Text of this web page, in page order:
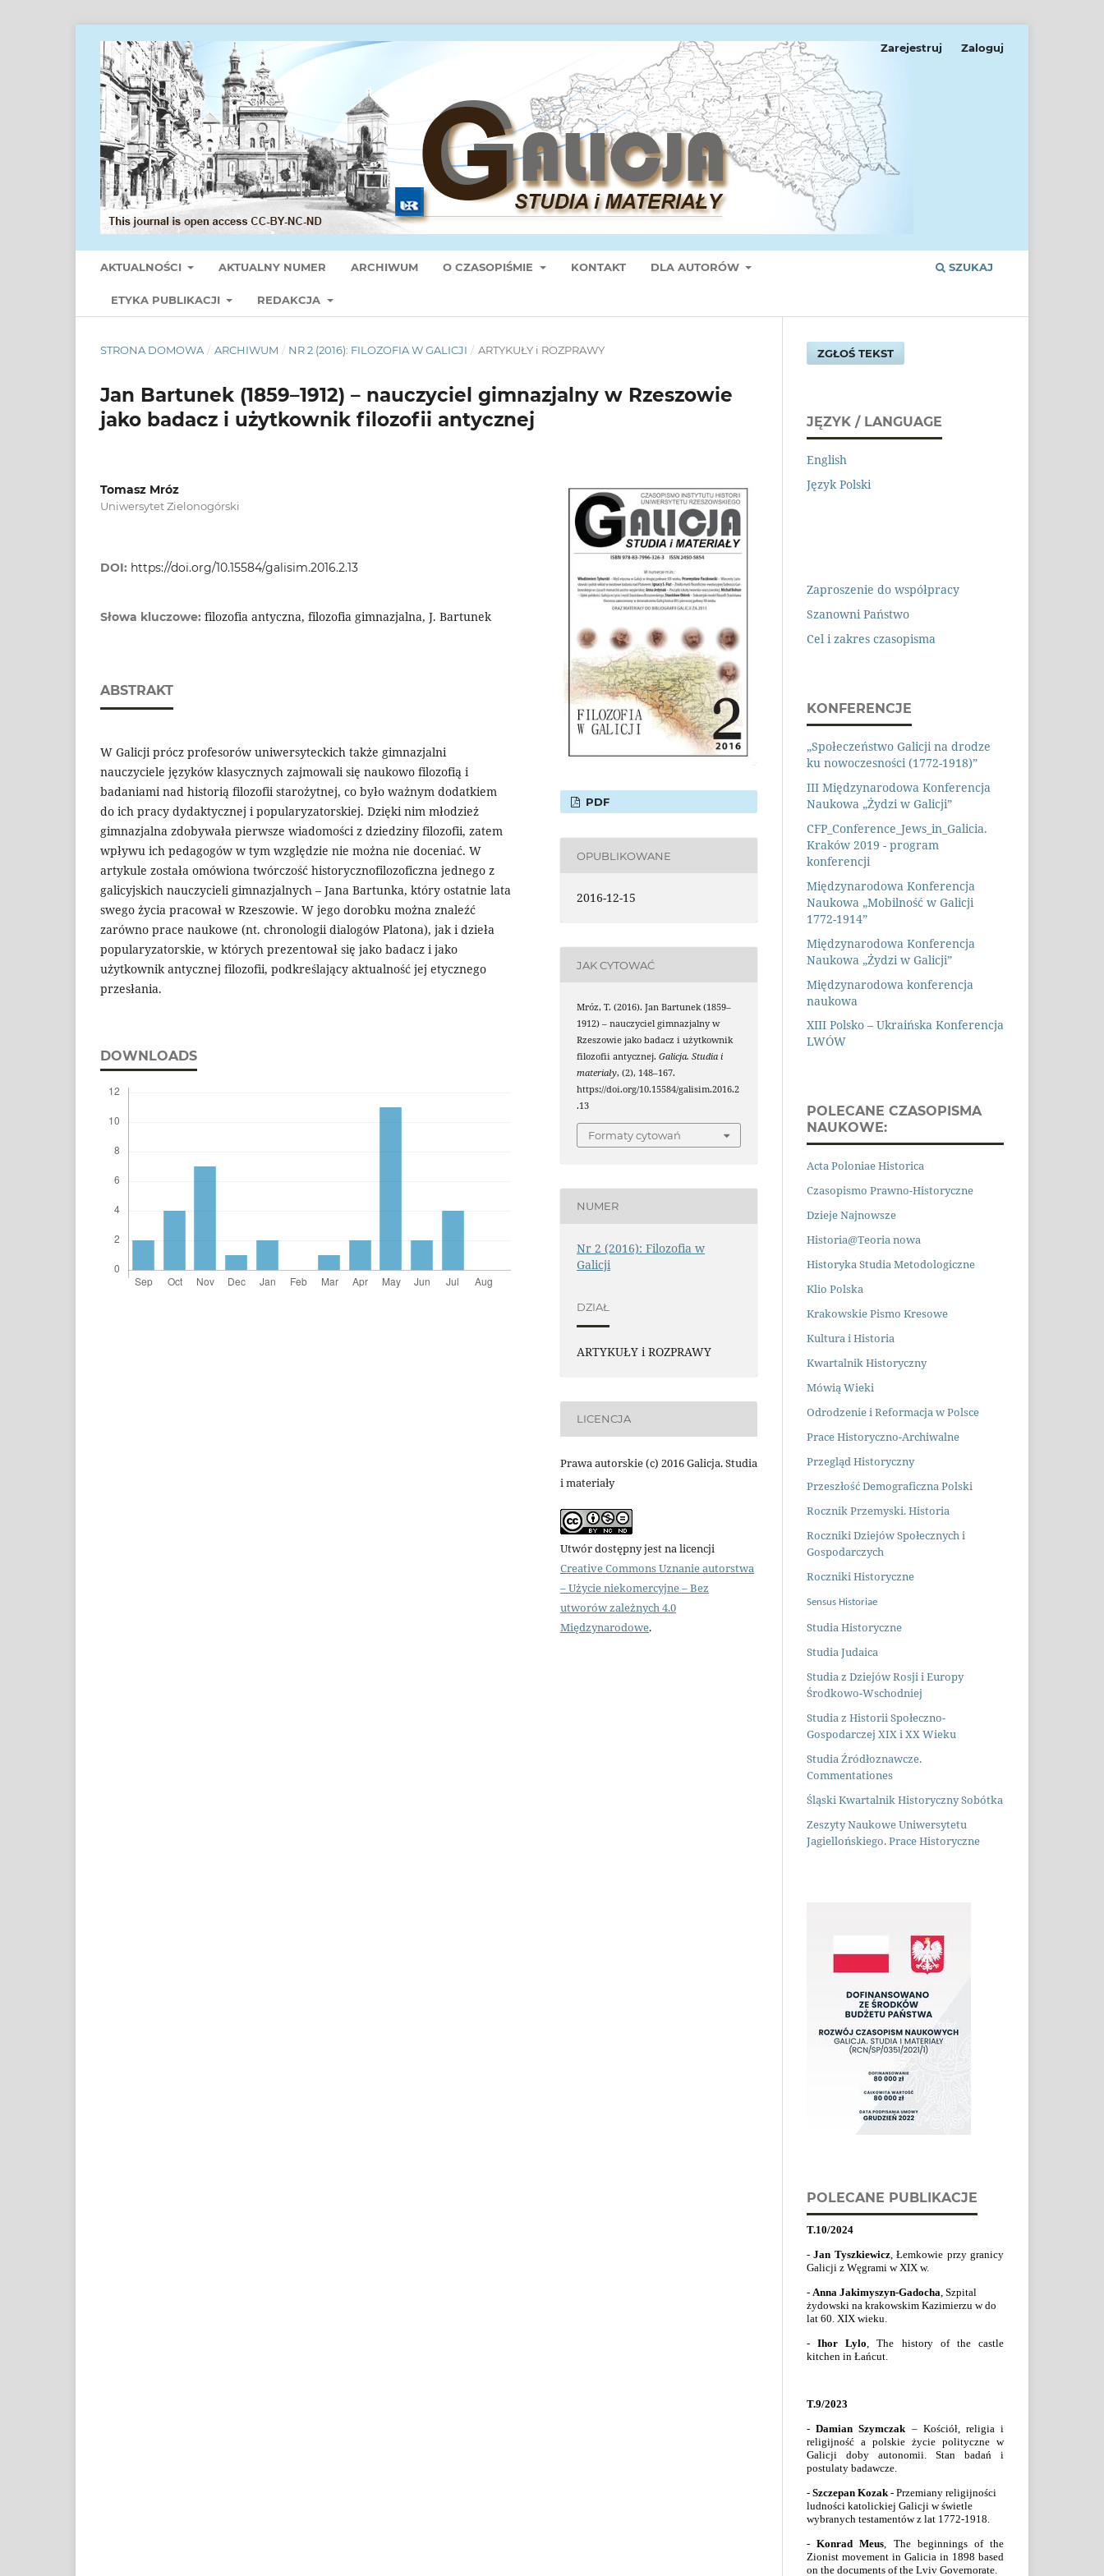
AKTUALNOŚCI AKTUALNY NUMER ARCHIWUM O CZASOPIŚMIE KONTAKT DLA AUTORÓW
ETYKA PUBLIKACJI REDAKCJA
SZUKAJ
Zarejestruj Zaloguj
STRONA DOMOWA / ARCHIWUM / NR 2 (2016): FILOZOFIA W GALICJI / ARTYKUŁY i ROZPRAWY
Jan Bartunek (1859–1912) – nauczyciel gimnazjalny w Rzeszowie
jako badacz i użytkownik filozofii antycznej
Tomasz Mróz
Uniwersytet Zielonogórski
DOI: https://doi.org/10.15584/galisim.2016.2.13
Słowa kluczowe: filozofia antyczna, filozofia gimnazjalna, J. Bartunek
ABSTRAKT
W Galicji prócz profesorów uniwersyteckich także gimnazjalni
nauczyciele języków klasycznych zajmowali się naukowo filozofią i
badaniami nad historią filozofii starożytnej, co było ważnym dodatkiem
do ich pracy dydaktycznej i popularyzatorskiej. Dzięki nim młodzież
gimnazjalna zdobywała pierwsze wiadomości z dziedziny filozofii, zatem
wpływu ich pedagogów w tym względzie nie można nie doceniać. W
artykule została omówiona twórczość historycznofilozoficzna jednego z
galicyjskich nauczycieli gimnazjalnych – Jana Bartunka, który ostatnie lata
swego życia pracował w Rzeszowie. W jego dorobku można znaleźć
zarówno prace naukowe (nt. chronologii dialogów Platona), jak i dzieła
popularyzatorskie, w których prezentował się jako badacz i jako
użytkownik antycznej filozofii, podkreślający aktualność jej etycznego
przesłania.
DOWNLOADS
PDF
OPUBLIKOWANE
2016-12-15
JAK CYTOWAĆ
Mróz, T. (2016). Jan Bartunek (1859–
1912) – nauczyciel gimnazjalny w
Rzeszowie jako badacz i użytkownik
filozofii antycznej.Galicja. Studia i
materiały, (2), 148–167.
https://doi.org/10.15584/galisim.2016.2
.13
Formaty cytowań
NUMER
Nr 2 (2016): Filozofia w
Galicji
DZIAŁ
ARTYKUŁY i ROZPRAWY
LICENCJA
Prawa autorskie (c) 2016 Galicja. Studia
i materiały
Utwór dostępny jest na licencji
Creative Commons Uznanie autorstwa
– Użycie niekomercyjne – Bez
utworów zależnych 4.0
Międzynarodowe.
ZGŁOŚ TEKST
JĘZYK / LANGUAGE
English
Język Polski
Zaproszenie do współpracy
Szanowni Państwo
Cel i zakres czasopisma
KONFERENCJE
„Społeczeństwo Galicji na drodze
ku nowoczesności (1772-1918)”
III Międzynarodowa Konferencja
Naukowa „Żydzi w Galicji”
CFP_Conference_Jews_in_Galicia.
Kraków 2019 - program
konferencji
Międzynarodowa Konferencja
Naukowa „Mobilność w Galicji
1772-1914”
Międzynarodowa Konferencja
Naukowa „Żydzi w Galicji”
Międzynarodowa konferencja
naukowa
XIII Polsko – Ukraińska Konferencja
LWÓW
POLECANE CZASOPISMA
NAUKOWE:
Acta Poloniae Historica
Czasopismo Prawno-Historyczne
Dzieje Najnowsze
Historia@Teoria nowa
Historyka Studia Metodologiczne
Klio Polska
Krakowskie Pismo Kresowe
Kultura i Historia
Kwartalnik Historyczny
Mówią Wieki
Odrodzenie i Reformacja w Polsce
Prace Historyczno-Archiwalne
Przegląd Historyczny
Przeszłość Demograficzna Polski
Rocznik Przemyski. Historia
Roczniki Dziejów Społecznych i
Gospodarczych
Roczniki Historyczne
Sensus Historiae
Studia Historyczne
Studia Judaica
Studia z Dziejów Rosji i Europy
Środkowo-Wschodniej
Studia z Historii Społeczno-
Gospodarczej XIX i XX Wieku
Studia Źródłoznawcze.
Commentationes
Śląski Kwartalnik Historyczny Sobótka
Zeszyty Naukowe Uniwersytetu
Jagiellońskiego. Prace Historyczne
POLECANE PUBLIKACJE
T.10/2024
-Jan Tyszkiewicz, Łemkowie przy granicy
Galicji z Węgrami w XIX w.
- Anna Jakimyszyn-Gadocha , Szpital
żydowski na krakowskim Kazimierzu w do
lat 60. XIX wieku.
-Ihor Lylo ,The history of the castle
kitchen in Łańcut.
T.9/2023
-Damian Szymczak – Kościół, religia i
religijność a polskie życie polityczne w
Galicji doby autonomii. Stan badań i
postulaty badawcze.
- Szczepan Kozak - Przemiany religijności
ludności katolickiej Galicji w świetle
wybranych testamentów z lat 1772-1918.
-Konrad Meus
The beginnings of the
Zionist movement in Galicia in 1898 based
on the documents of the Lviv Governorate.